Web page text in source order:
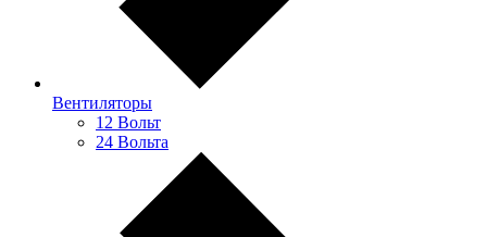
Вентиляторы
12 Вольт
24 Вольта